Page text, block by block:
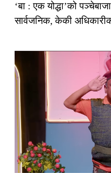
‘बा : एक योद्धा’को
सार्वजनिक, केकी